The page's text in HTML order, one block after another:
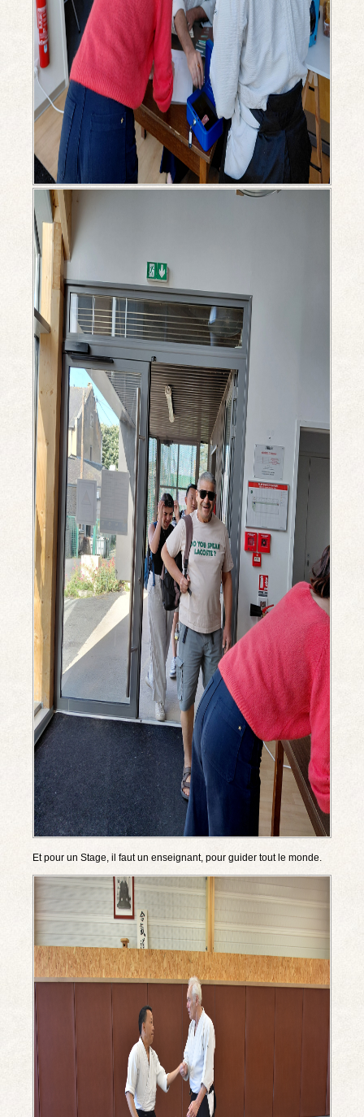
Et pour un Stage, il faut un enseignant, pour guider tout le monde.